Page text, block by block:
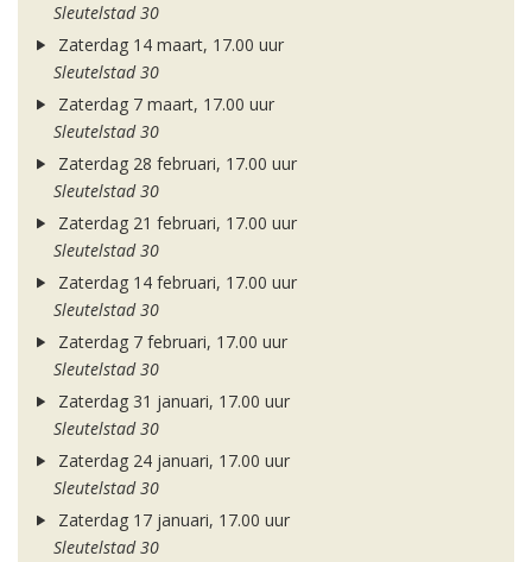
Sleutelstad 30
Zaterdag 14 maart, 17.00 uur
Sleutelstad 30
Zaterdag 7 maart, 17.00 uur
Sleutelstad 30
Zaterdag 28 februari, 17.00 uur
Sleutelstad 30
Zaterdag 21 februari, 17.00 uur
Sleutelstad 30
Zaterdag 14 februari, 17.00 uur
Sleutelstad 30
Zaterdag 7 februari, 17.00 uur
Sleutelstad 30
Zaterdag 31 januari, 17.00 uur
Sleutelstad 30
Zaterdag 24 januari, 17.00 uur
Sleutelstad 30
Zaterdag 17 januari, 17.00 uur
Sleutelstad 30